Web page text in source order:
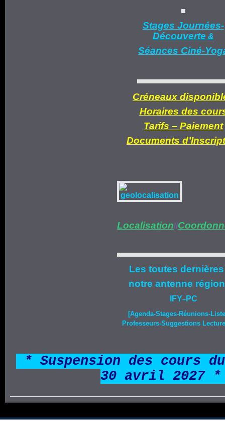
Stages Journées-
Découverte &
Séances Ciné-
Créneaux
Horaires des
Tarifs – Paiement
Documents d’
Localisation//
Les toutes
notre antenne
IFY–PC
[Agenda-Stages-Réunions-
Professeurs-Suggestions
* Suspension des cours
30 avril 2027 *